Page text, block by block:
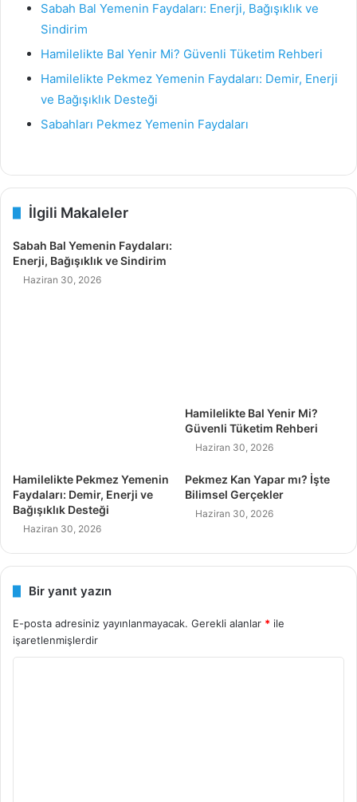
Sabah Bal Yemenin Faydaları: Enerji, Bağışıklık ve
Sindirim
Hamilelikte Bal Yenir Mi? Güvenli Tüketim Rehberi
Hamilelikte Pekmez Yemenin Faydaları: Demir, Enerji
ve Bağışıklık Desteği
Sabahları Pekmez Yemenin Faydaları
İlgili Makaleler
Sabah Bal Yemenin Faydaları:
Enerji, Bağışıklık ve Sindirim
Haziran 30, 2026
Hamilelikte Bal Yenir Mi?
Güvenli Tüketim Rehberi
Haziran 30, 2026
Hamilelikte Pekmez Yemenin
Faydaları: Demir, Enerji ve
Bağışıklık Desteği
Haziran 30, 2026
Pekmez Kan Yapar mı? İşte
Bilimsel Gerçekler
Haziran 30, 2026
Bir yanıt yazın
E-posta adresiniz yayınlanmayacak. Gerekli alanlar * ile
işaretlenmişlerdir